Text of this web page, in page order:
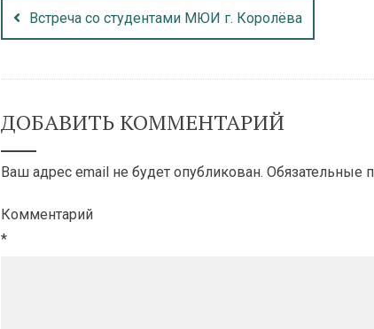
Встреча со студентами МЮИ г. Королёва
ДОБАВИТЬ КОММЕНТАРИЙ
Ваш адрес email не будет опубликован. Обязательные
Комментарий
*